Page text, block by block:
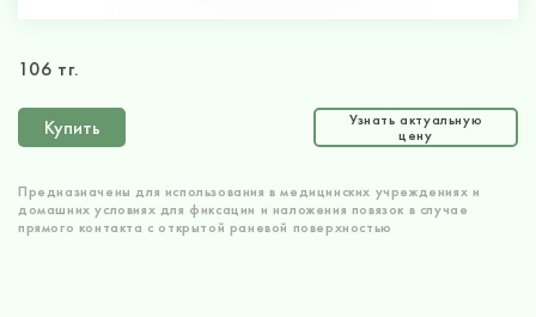
Предназначены для использования в медицинских учреждениях и
домашних условиях для фиксации и наложения повязок в случае
прямого контакта с открытой раневой поверхностью
106 тг.
Купить
Узнать актуальную
цену